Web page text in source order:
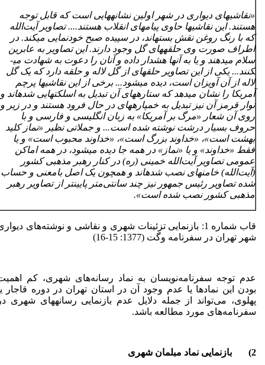
«نقاشی­های دیواری در شهر اولین نشانه­هایی است که قابل توجه
هستند. این نقاشی­ها حاوی پیام­های انقلاب هستند.... تصاویر آیتالله
که با رنگ روغن نقش بسته­اند، در سپیده صبح خودنمایی می­کند. در
اطراف صورت وی حلقه­های گل وجود دارند. این تصاویر به عابرین
سلام می­دهند و یا به آنها هشدار داده و آنان را دعوت به شهادت می­
کنند... یکی از این تصاویر حلقه­ای از گل لاله و حلقه دارد که یک گل
لاله از آن آویزان است، دیده می­شود... برخی از این نقاشی­ها پرچم
آمریکا را نشان می­دهد که ستاره­های آن تبدیل به اسلکت­هایی شده­اند و
نوار قرمز آن نیز تبدیل به خمپاره­های در حال فرود هستند و در زیر و
روی آن شعار «مرگ بر آمریکا» به زبان انگلیسی و فارسی و با
حروف بسیار درشت نوشته شده است... و جملاتی نظیر «نماز کلید
بهشت است»، «خداوند بزرگ است»، «خداوند محبوب است» و یا
فقط «خداوند» و یا «نماز» در همه جا دیده می­شود، در همه اماکن
عمومی تصاویر آیتالله خمینی (ره) در کنار رهبر مذهبی کشور
(آیتالله) خامنه­ای نصب شده­اند و همچون یک اصل بامعنی و حساب
شده تصاویر رئیس جمهور نیز چند سانتیمتر پایین­تر از تصاویر رهبر
مذهبی کشور نصب شده است».
قاب شماره 1: بازنمایی تزئینات شهری و نقاشی و نوشته‌های
شهر تهران در سفرنامه وگت (1377: 15-16)
عدم توجه سفرنامه‌نویسان به نماد رسانه‌های شهری، کم
بودن این نمادها یا عدم وجود آن در استان تهران در دوره قاجار
پهلوی، می‌تواند از جمله دلایل عدم بازنمایی رسانه‏های شهری
سفرنامه‌های مورد مطالعه باشد.
2) بازنمایی نماد مبلمان شهری